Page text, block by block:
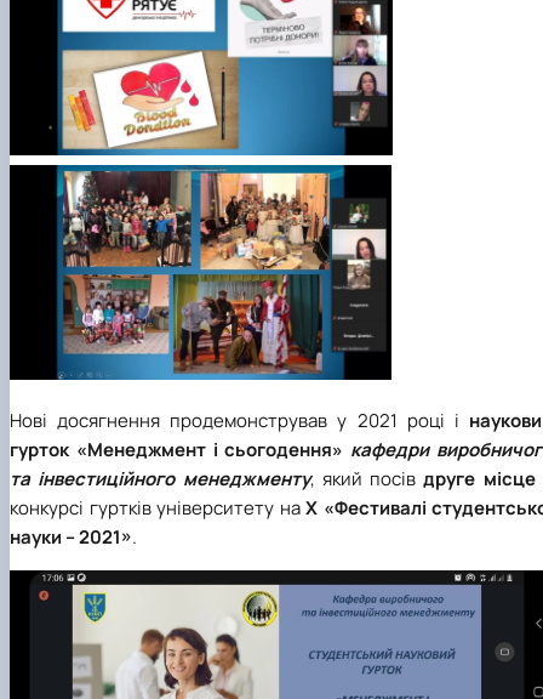
Нові досягнення продемонстрував у 2021 році і
гурток «Менеджмент і сьогодення» кафедри
та інвестиційного менеджменту, який посівдруге місце
конкурсі гуртків університету наХ «Фестивалі
науки – 2021».